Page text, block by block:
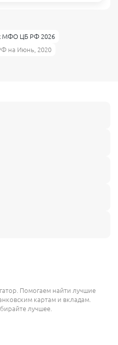
МФО ЦБ РФ 2026
на Июнь, 2020
Помогаем найти лучшие
картам и вкладам.
лучшее.